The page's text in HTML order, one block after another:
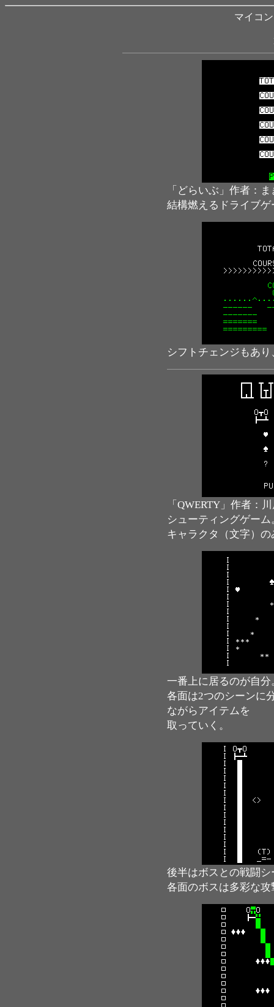
マイコ
「どらいぶ」作者：
結構燃えるドライブゲ
シフトチェンジもあ
「QWERTY」作者：
シューティングゲーム
キャラクタ（文字）
一番上に居るのが自
各面は2つのシーンに
ながらアイテムを
取っていく。
後半はボスとの戦闘シ
各面のボスは多彩な